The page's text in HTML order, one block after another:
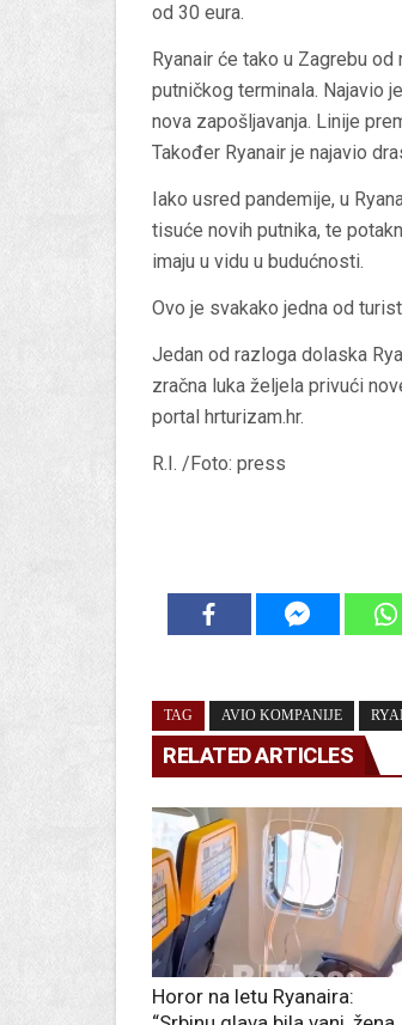
od 30 eura.
Ryanair će tako u Zagrebu
putničkog terminala. Najavio
nova zapošljavanja. Linije
Također Ryanair je najavio
Iako usred pandemije, u
tisuće novih putnika, te
imaju u vidu u budućnosti.
Ovo je svakako jedna od
Jedan od razloga dolaska
zračna luka željela privući
portal hrturizam.hr.
R.I. /Foto: press
TAG AVIO KOMPANIJE
RELATED ARTICLES
Horor na letu Ryanaira: